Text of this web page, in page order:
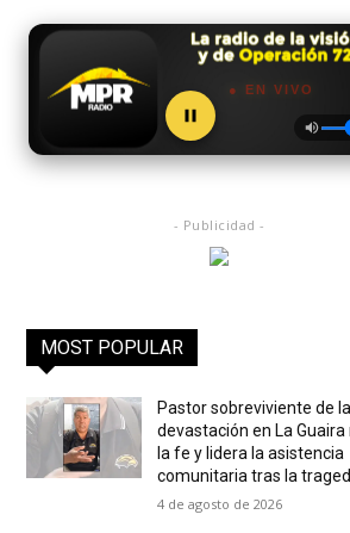
● EN VIVO
- Publicidad -
MOST POPULAR
Pastor sobreviviente de la
devastación en La Guaira
la fe y lidera la asistencia
comunitaria tras la
4 de agosto de 2026